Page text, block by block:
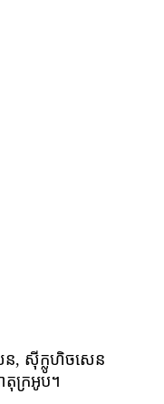
ន, ស៊ីក្លូហិចសេន
តុក្រអូប។